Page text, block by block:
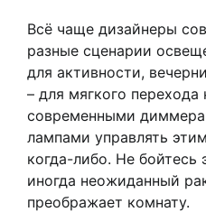
Всё чаще дизайнеры
разные сценарии
для активности,
– для мягкого перехода
современными
лампами управлять
когда-либо. Не бойтесь
иногда неожиданный
преображает комнату.